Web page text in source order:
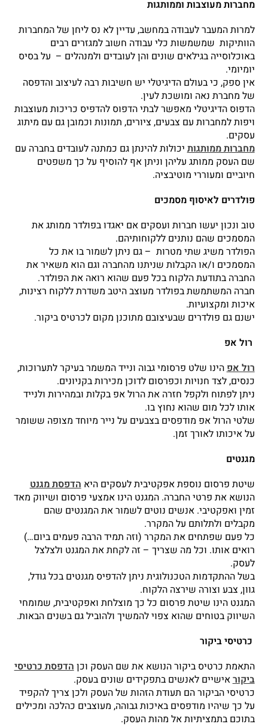
מחברות מעוצבות וממותגות
למרות המעבר לעבודה במחשב, עדיין לא נס ליחן של המחברות
הוותיקות שמשמשות כלי עבודה חשוב למגזרים רבים
באוכלוסייה בגילאים שונים והן לעובדים ולמנהלים – על בסיס
יומיומי.
אין ספק, כי בעולם הדיגיטלי יש חשיבות רבה לעיצוב והדפסה
של מחברת נאה ומושכת לעין.
הדפוס הדיגיטלי מאפשר לבתי הדפוס להדפיס כריכות מעוצבות
ויפות למחברות עם צבעים, ציורים, תמונות וכמובן גם עם מיתוג
עסקים.
מחברות ממותגותיכולות להינתן גם כמתנה לעובדים בחברה עם
שם העסק ממותג עליהן וניתן אף להוסיף על כך משפטים
חיוביים ומעוררי מוטיבציה.
פולדרים לאיסוף מסמכים
טוב ונכון יעשו חברות ועסקים אם יאגדו בפולדר ממותג את
המסמכים שהם נותנים ללקוחותיהם.
הפולדר משיג שתי מטרות – גם ניתן לשמור בו את כל
המסמכים ו/או הקבלות שניתנו מהחברה וגם הוא משאיר את
החברה בתודעת הלקוח בכל פעם שהוא רואה את הפולדר.
חברה המשתמשת בפולדר מעוצב היטב משדרת ללקוח רצינות,
איכות ומקצועיות.
ישנם גם פולדרים שבעיצובם מתוכנן מקום לכרטיס ביקור.
רול אפ
רול אפהינו שלט פרסומי גבוה ונייד המשמר בעיקר לתערוכות,
כנסים, לצד חנויות וכפרסום לדוכן מכירות בקניונים.
ניתן לפתוח ולקפל חזרה את הרול אפ בקלות ובמהירות ולנייד
אותו לכל מום שהוא נחוץ בו.
שלטי הרול אפ מודפסים בצבעים על נייר מיוחד מצופה ששומר
על איכותו לאורך זמן.
מגנטים
שיטת פרסום נוספת אפקטיבית לעסקים היאהדפסת מגנט
הנושא את פרטי החברה. המגנט הינו אמצעי פרסום ושיווק מאד
זמין ואפקטיבי. אנשים נוטים לשמור את המגנטים שהם
מקבלים ולתלותם על המקרר.
כל פעם שפתחים את המקרר (וזה תמיד הרבה פעמים ביום…)
רואים אותו. וכל מה שצריך – זה לקחת את המגנט ולצלצל
לעסק.
בשל ההתקדמות הטכנולוגית ניתן להדפיס מגנטים בכל גודל,
גוון, צבע וצורה שירצה הלקוח.
המגנט הינו שיטת פרסום כל כך מוצלחת ואפקטיבית, שמומחי
השיווק בטוחים שהוא צפוי להמשיך ולהוביל גם בשנים הבאות.
כרטיסי ביקור
התאמת כרטיס ביקור הנושא את שם העסק וכןהדפסת כרטיסי
ביקוראישיים לאנשים בתפקידים שונים בעסק.
כרטיסי הביקור הם תעודת הזהות של העסק ולכן צריך להקפיד
על כך שיהיו מודפסים באיכות גבוהה, מעוצבים כהלכה ומכילים
בתוכם בתמציתיות אל מהות העסק.